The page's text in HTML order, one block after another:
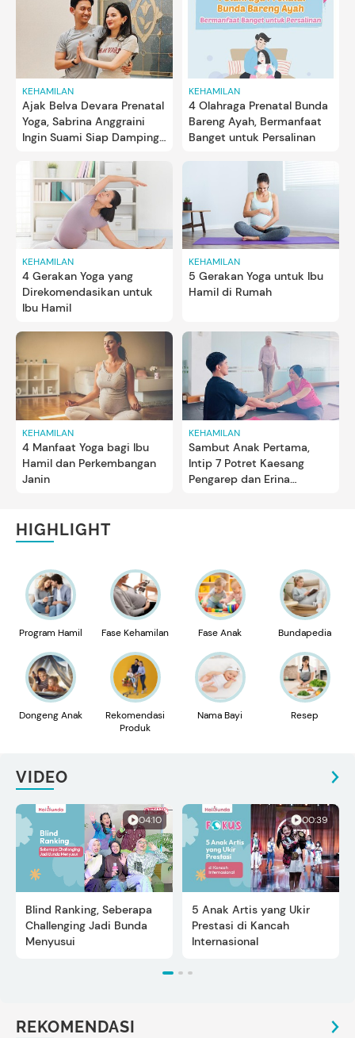
KEHAMILAN
Ajak Belva Devara Prenatal
Yoga, Sabrina Anggraini
Ingin Suami Siap Dampingi
KEHAMILAN
4 Olahraga Prenatal Bunda
Bareng Ayah, Bermanfaat
Banget untuk Persalinan
KEHAMILAN
4 Gerakan Yoga yang
Direkomendasikan untuk
Ibu Hamil
KEHAMILAN
5 Gerakan Yoga untuk Ibu
Hamil di Rumah
KEHAMILAN
4 Manfaat Yoga bagi Ibu
Hamil dan Perkembangan
Janin
KEHAMILAN
Sambut Anak Pertama,
Intip 7 Potret Kaesang
Pengarep dan Erina
HIGHLIGHT
Program Hamil Fase Kehamilan Fase Anak Bundapedia
Dongeng Anak
Rekomendasi
Produk
Nama Bayi Resep
VIDEO
04:10
Blind Ranking, Seberapa
Challenging Jadi Bunda
Menyusui
00:39
5 Anak Artis yang Ukir
Prestasi di Kancah
Internasional
REKOMENDASI